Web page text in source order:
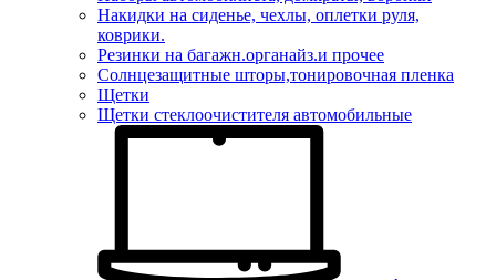
Накидки на сиденье, чехлы, оплетки руля,
коврики.
Резинки на багажн.органайз.и прочее
Солнцезащитные шторы,тонировочная пленка
Щетки
Щетки стеклоочистителя автомобильные